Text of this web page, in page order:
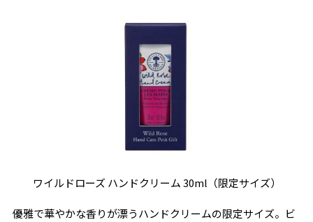
ワイルドローズ ハンドクリーム 30ml（限定サイズ）
優雅で華やかな香りが漂うハンドクリームの限定サイズ。ビ